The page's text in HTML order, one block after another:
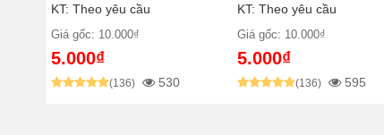
KT: Theo yêu cầu
Giá gốc: 10.000₫
5.000₫
(136) 530
KT: Theo yêu cầu
Giá gốc: 10.000₫
5.000₫
(136) 595